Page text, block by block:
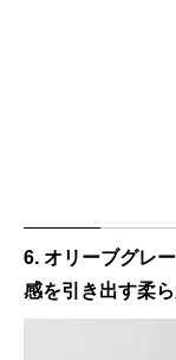
6. オリーブグレ
感を引き出す柔